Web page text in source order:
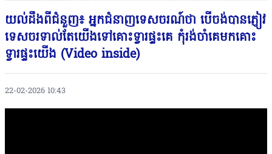
យល់ដឹងពីជំនួញ៖ អ្នកជំនាញទេសចរណ៍ថា បើចង់បានភ្ញៀវ
ទេសចរទាល់តែយើងទៅគោះទ្វារផ្ទះគេ កុំរង់ចាំគេមកគោះ
ទ្វារផ្ទះយើង (Video inside)
22-02-2026 10:43